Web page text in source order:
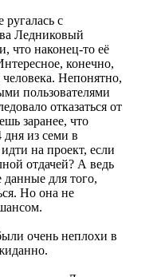
с
Ледниковый
что наконец-то её
конечно,
Непонятно,
пользователями
отказаться от
заранее, что
дня из семи в
на проект, если
отдачей? А ведь
данные для того,
Но она не
очень неплохи в